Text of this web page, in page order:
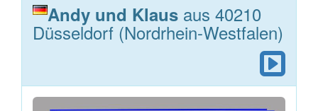
Andy und Klaus aus 40210
Düsseldorf (Nordrhein-Westfalen)